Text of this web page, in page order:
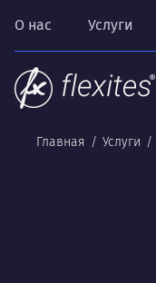
О нас Услуги
Главная Услуги